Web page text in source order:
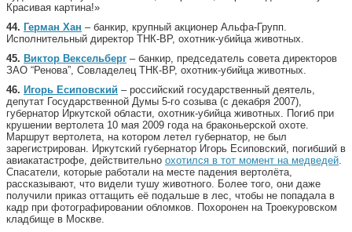
Красивая картина!»
44. Герман Хан – банкир, крупный акционер Альфа-Групп.
Исполнительный директор ТНК-BP, охотник-убийца животных.
45. Виктор Вексельберг – банкир, председатель совета директоров
ЗАО “Ренова”, Совладелец ТНК-BP, охотник-убийца животных.
46. Игорь Есиповский – российский государственный деятель,
депутат Государственной Думы 5-го созыва (с декабря 2007),
губернатор Иркутской области, охотник-убийца животных. Погиб при
крушении вертолета 10 мая 2009 года на браконьерской охоте.
Маршрут вертолета, на котором летел губернатор, не был
зарегистрирован. Иркутский губернатор Игорь Есиповский, погибший в
авиакатастрофе, действительно охотился в тот момент на медведей.
Спасатели, которые работали на месте падения вертолёта,
рассказывают, что видели тушу животного. Более того, они даже
получили приказ оттащить её подальше в лес, чтобы не попадала в
кадр при фотографировании обломков. Похоронен на Троекуровском
кладбище в Москве.